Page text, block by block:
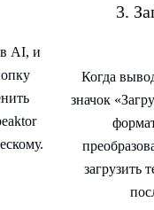
AI, и
3.
Когда
значок
загрузить